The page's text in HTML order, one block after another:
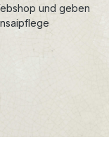
und geben